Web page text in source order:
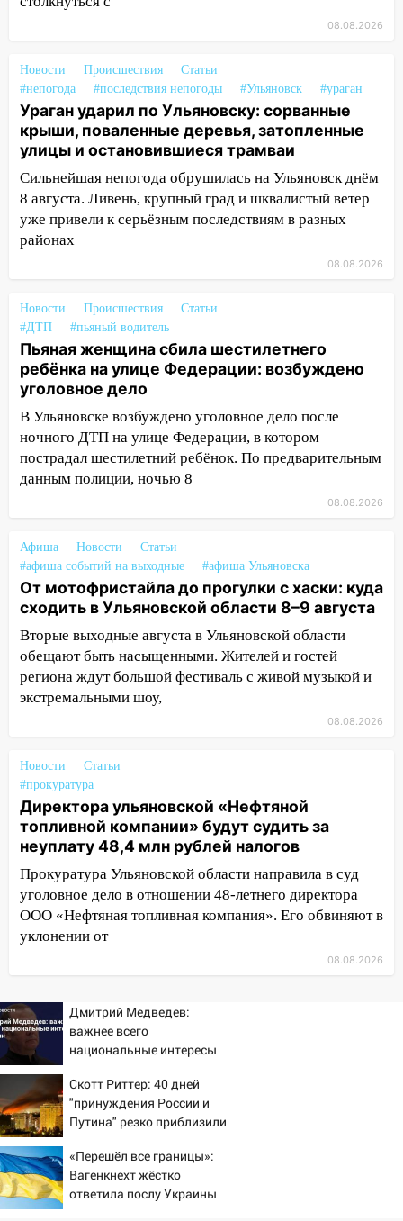
Куда жаловаться ульяновцам на
после непогоды
13:59 В Новом городе ураганным
ветром сорвало опалубку со
строящегося дома
13:54 В мэрии Ульяновска рассказали,
как устраняют последствия мощного
шторма
13:49
Ульяновск: дерево рухнуло на дом на
13:47
На Нижней Террасе мощным
ветром вырвало дерево с корнем
13:46 Сильный ветер сорвал крышу с
СТО на проспекте Созидателей
13:35 Непогода продолжает бить по
транспорту: в Ульяновске трамвай
сошёл с рельсов
13:17
Непогода в Ульяновске не
закончится сегодня: сильные ливни
сохранятся 9 августа
13:15
Трижды «брал в долг» без спроса:
житель Вешкаймского района похитил у
знакомого 191 тысячу рублей
13:14 Ураган оторвал светофор на
Новгородской в Ульяновске и рухнуло
на электрощит
13:10 В Заволжском районе дерево
упало во дворе
13:08 Ураган ударил по Ульяновску:
сорванные крыши, поваленные деревья,
затопленные улицы и остановившиеся
трамваи
воду
12:12
Прокуратура взяла на контроль
ДТП с шестилетним ребёнком на улице
Федерации
12:01
Пьяная женщина сбила
шестилетнего ребёнка на улице
Федерации: возбуждено уголовное дело
11:16
В Ульяновске ищут 37-летнего
мужчину, пропавшего ещё 19 июля
08.08.2026
Новости Происшествия
Статьи
#непогода
#последствия непогоды #Ульяновск #ураган
Ураган ударил по Ульяновску: сорванные
крыши, поваленные деревья, затопленные
улицы и остановившиеся трамваи
Сильнейшая непогода обрушилась на Ульяновск днём
8 августа. Ливень, крупный град и шквалистый ветер
уже привели к серьёзным последствиям в разных
районах
08.08.2026
Новости Происшествия
Статьи
#ДТП
#пьяный водитель
Пьяная женщина сбила шестилетнего
ребёнка на улице Федерации: возбуждено
уголовное дело
В Ульяновске возбуждено уголовное дело после
ночного ДТП на улице Федерации, в котором
пострадал шестилетний ребёнок. По предварительным
данным полиции, ночью 8
08.08.2026
Афиша Новости
Статьи
#афиша событий на выходные
#афиша Ульяновска
От мотофристайла до прогулки с хаски: куда
сходить в Ульяновской области 8–9 августа
Вторые выходные августа в Ульяновской области
обещают быть насыщенными. Жителей и гостей
региона ждут большой фестиваль с живой музыкой и
экстремальными шоу,
08.08.2026
Новости
Статьи
#прокуратура
Директора ульяновской «Нефтяной
топливной компании» будут судить за
неуплату 48,4 млн рублей налогов
Прокуратура Ульяновской области направила в суд
уголовное дело в отношении 48-летнего директора
ООО «Нефтяная топливная компания». Его обвиняют в
уклонении от
08.08.2026
Дмитрий Медведев:
важнее всего
национальные интересы
Скотт Риттер: 40 дней
"принуждения России и
Путина" резко приблизили
«Перешёл все границы»:
Вагенкнехт жёстко
ответила послу Украины